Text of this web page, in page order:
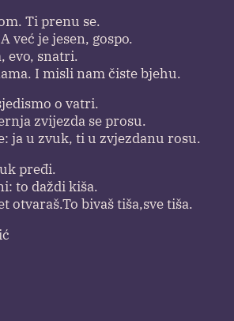
Ti prenu se.
već je jesen, gospo.
evo, snatri.
I misli nam čiste bjehu.
o vatri.
zvijezda se prosu.
ja u zvuk, ti u zvjezdanu rosu.
pređi.
to daždi kiša.
otvaraš.To bivaš tiša,sve tiša.